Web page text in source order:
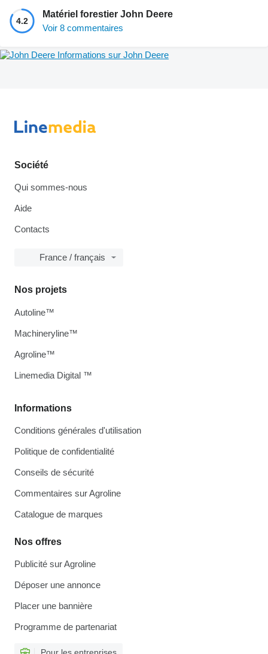
4.2
Matériel forestier John Deere
Voir 8 commentaires
Informations sur John Deere
Société
Qui sommes-nous
Aide
Contacts
France / français
Informations
Conditions générales d'utilisation
Politique de confidentialité
Conseils de sécurité
Commentaires sur Agroline
Catalogue de marques
Nos offres
Publicité sur Agroline
Déposer une annonce
Placer une bannière
Programme de partenariat
Nos projets
Autoline™
Machineryline™
Agroline™
Linemedia Digital ™